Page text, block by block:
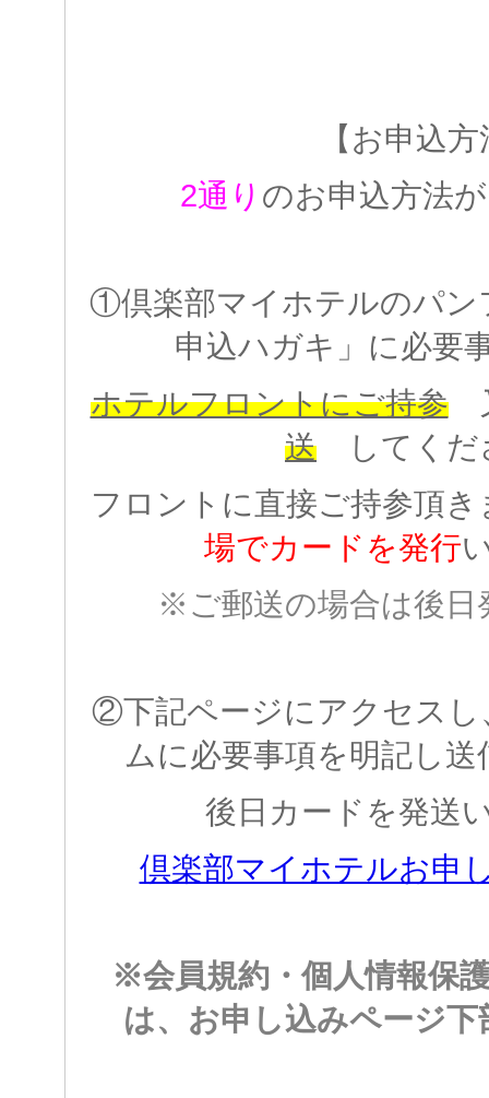
【お申込
2通り のお申込方法
①倶楽部マイホテルのパン
申込ハガキ」に必要
ホテルフロントにご持参
送 してくだ
フロントに直接ご持参頂
場でカードを発行
※ご郵送の場合は後日
②下記ページにアクセスし
ムに必要事項を明記し
後日カードを発送
倶楽部マイホテルお申
※会員規約・個人情報保
は、お申し込みページ